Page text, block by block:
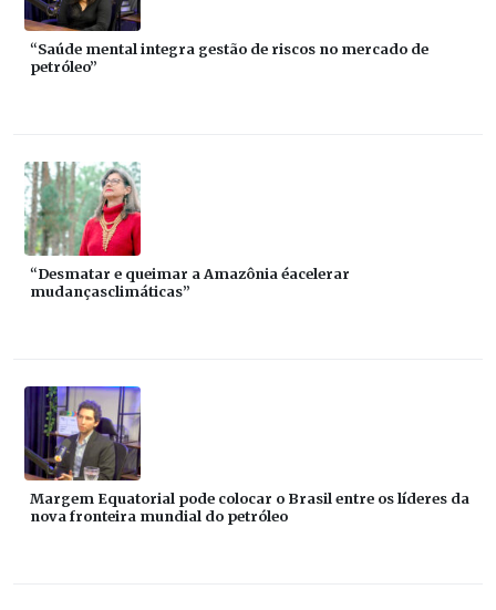
“Saúde mental integra gestão de riscos no mercado de
petróleo”
“Desmatar e queimar a Amazônia éacelerar
mudançasclimáticas”
Margem Equatorial pode colocar o Brasil entre os líderes da
nova fronteira mundial do petróleo